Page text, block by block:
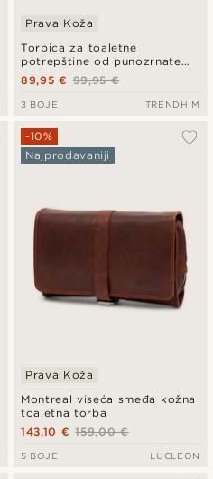
Torbica za toaletne
potrepštine od punozrnate
kože bivola tamnosmeđe boje
Prava Koža
99,95 €
89,95 €
3 BOJE TRENDHIM
Montreal viseća smeđa kožna
toaletna torba
-10%
Najprodavaniji
Prava Koža
159,00 €
143,10 €
5 BOJE LUCLEON